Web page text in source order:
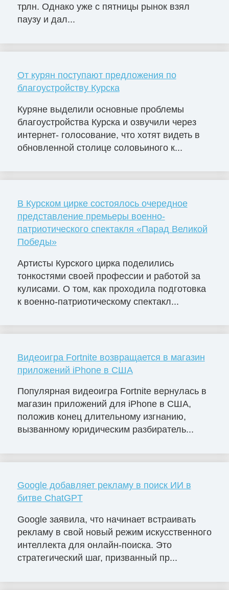
трлн. Однако уже с пятницы рынок взял
паузу и дал...
От курян поступают предложения по
благоустройству Курска
Куряне выделили основные проблемы
благоустройства Курска и озвучили через
интернет- голосование, что хотят видеть в
обновленной столице соловьиного к...
В Курском цирке состоялось очередное
представление премьеры военно-
патриотического спектакля «Парад Великой
Победы»
Артисты Курского цирка поделились
тонкостями своей профессии и работой за
кулисами. О том, как проходила подготовка
к военно-патриотическому спектакл...
Видеоигра Fortnite возвращается в магазин
приложений iPhone в США
Популярная видеоигра Fortnite вернулась в
магазин приложений для iPhone в США,
положив конец длительному изгнанию,
вызванному юридическим разбиратель...
Google добавляет рекламу в поиск ИИ в
битве ChatGPT
Google заявила, что начинает встраивать
рекламу в свой новый режим искусственного
интеллекта для онлайн-поиска. Это
стратегический шаг, призванный пр...